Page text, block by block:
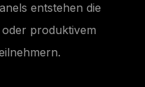
entstehen die
produktivem